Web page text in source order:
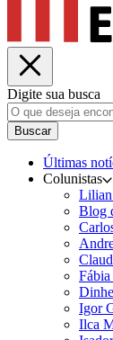
Digite sua busca
Buscar
Últimas
Colunistas
Lilian
Blog
Igor
Ilca